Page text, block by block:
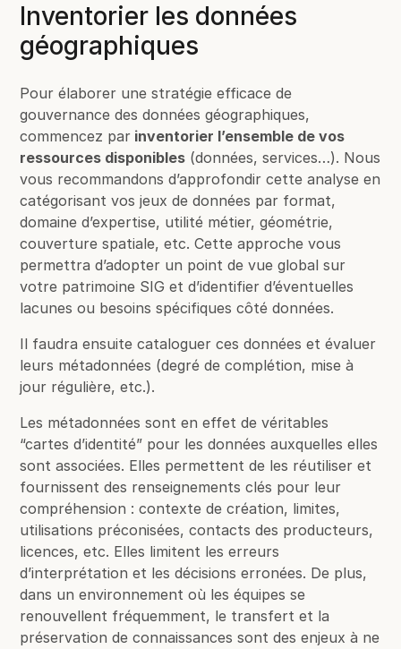
Inventorier les données
géographiques
Pour élaborer une stratégie efficace de
gouvernance des données géographiques,
commencez par inventorier l’ensemble de vos
ressources disponibles (données, services…). Nous
vous recommandons d’approfondir cette analyse en
catégorisant vos jeux de données par format,
domaine d’expertise, utilité métier, géométrie,
couverture spatiale, etc. Cette approche vous
permettra d’adopter un point de vue global sur
votre patrimoine SIG et d’identifier d’éventuelles
lacunes ou besoins spécifiques côté données.
Il faudra ensuite cataloguer ces données et évaluer
leurs métadonnées (degré de complétion, mise à
jour régulière, etc.).
Les métadonnées sont en effet de véritables
“cartes d’identité” pour les données auxquelles elles
sont associées. Elles permettent de les réutiliser et
fournissent des renseignements clés pour leur
compréhension : contexte de création, limites,
utilisations préconisées, contacts des producteurs,
licences, etc. Elles limitent les erreurs
d’interprétation et les décisions erronées. De plus,
dans un environnement où les équipes se
renouvellent fréquemment, le transfert et la
préservation de connaissances sont des enjeux à ne